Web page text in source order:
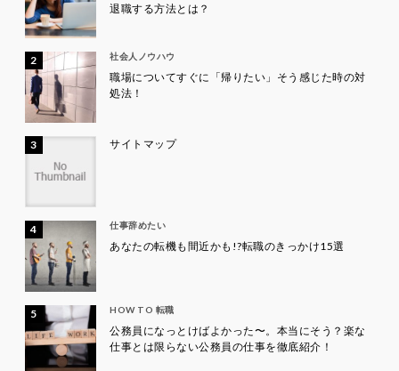
退職する方法とは？
社会人ノウハウ
職場についてすぐに「帰りたい」そう感じた時の対
処法！
サイトマップ
仕事辞めたい
あなたの転機も間近かも!?転職のきっかけ15選
HOW TO 転職
公務員になっとけばよかった〜。本当にそう？楽な
仕事とは限らない公務員の仕事を徹底紹介！